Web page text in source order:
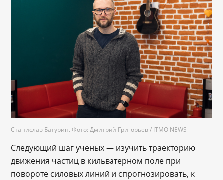
Станислав Батурин. Фото: Дмитрий Григорьев / ITMO NEWS
Следующий шаг ученых — изучить траекторию
движения частиц в кильватерном поле при
повороте силовых линий и спрогнозировать, к